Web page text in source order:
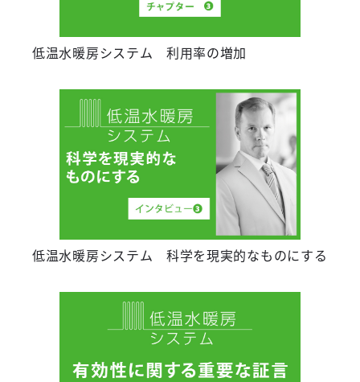
低温水暖房システム 利用率の増加
低温水暖房システム 科学を現実的なものにする